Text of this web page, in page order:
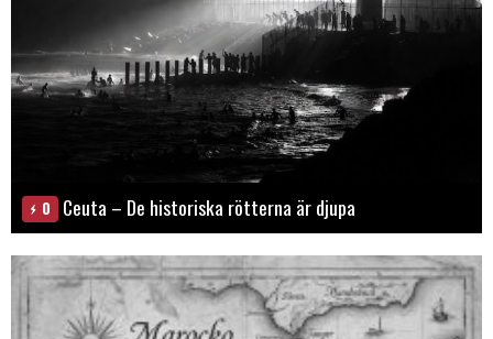
0 Ceuta – De historiska rötterna är djupa